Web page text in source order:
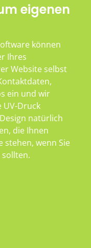
eigenen
können
Ihres
Website selbst
ein und wir
UV-Druck
natürlich
die Ihnen
stehen, wenn Sie